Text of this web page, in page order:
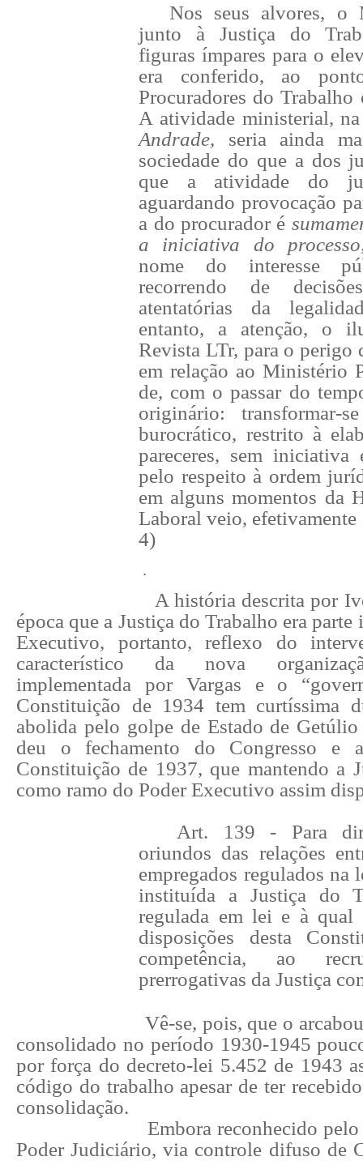
Nos seus alvores, o
junto à Justiça do
figuras ímpares para o
era conferido, ao
Procuradores do
A atividade ministerial,
Andrade, seria ainda
sociedade do que a dos
que a atividade do
aguardando provocação
a do procurador é
a iniciativa do
nome do interesse
recorrendo de
atentatórias da
entanto, a atenção, o
Revista LTr, para o perigo
em relação ao Ministério
de, com o passar do
originário: transformar-
burocrático, restrito à
pareceres, sem
pelo respeito à ordem
em alguns momentos da
Laboral veio, efetivamente
4)
.
A história descrita por
época que a Justiça do Trabalho era
Executivo, portanto, reflexo do
característico da nova
implementada por Vargas e o
Constituição de 1934 tem curtíssima
abolida pelo golpe de Estado de Getúlio
deu o fechamento do Congresso e
Constituição de 1937, que mantendo a
como ramo do Poder Executivo assim
Art. 139
- Para
oriundos das relações
empregados regulados na
instituída a Justiça do
regulada em lei e à qual
disposições desta
competência, ao
prerrogativas da Justiça
Vê-se, pois, que o
consolidado no período 1930-1945
por força do decreto-lei 5.452 de 1943
código do trabalho apesar de ter
consolidação.
Embora reconhecido
Poder Judiciário, via controle difuso de